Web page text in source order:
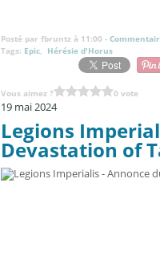
Posté par fbruntz à 11:00 -
Tags: Epic, Hérésie d'Horus
Vous aimez ? 0 vote
19 mai 2024
Legions
Devastation of